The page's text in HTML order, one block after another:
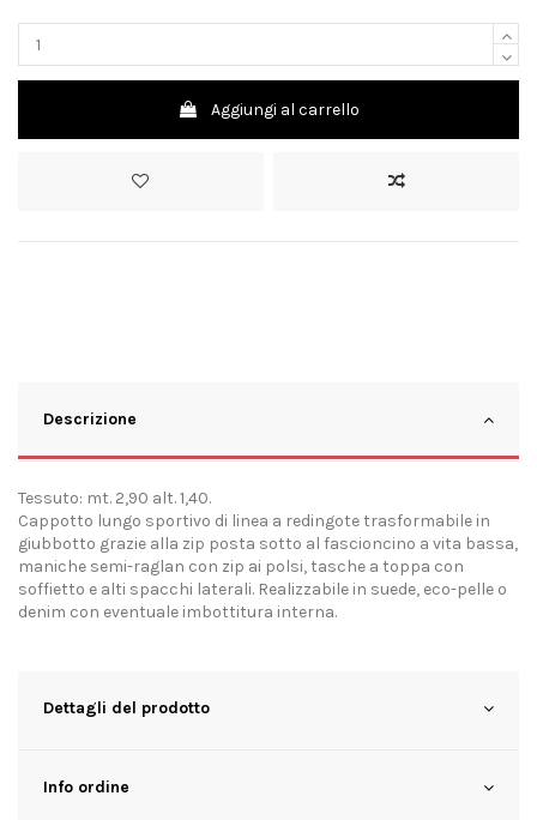
Aggiungi al carrello
Descrizione
Tessuto: mt. 2,90 alt. 1,40.
Cappotto lungo sportivo di linea a redingote trasformabile in
giubbotto grazie alla zip posta sotto al fascioncino a vita bassa,
maniche semi-raglan con zip ai polsi, tasche a toppa con
soffietto e alti spacchi laterali. Realizzabile in suede, eco-pelle o
denim con eventuale imbottitura interna.
Dettagli del prodotto
Info ordine